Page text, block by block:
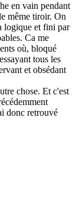
en vain pendant
même tiroir. On
logique et fini par
Ca me
où, bloqué
tous les
et obsédant
chose. Et c'est
donc retrouvé